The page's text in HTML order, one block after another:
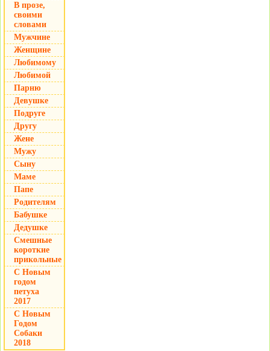
В прозе,
своими
словами
Мужчине
Женщине
Любимому
Любимой
Парню
Девушке
Подруге
Другу
Жене
Мужу
Сыну
Маме
Папе
Родителям
Бабушке
Дедушке
Смешные
короткие
прикольные
С Новым
годом
петуха
2017
С Новым
Годом
Собаки
2018